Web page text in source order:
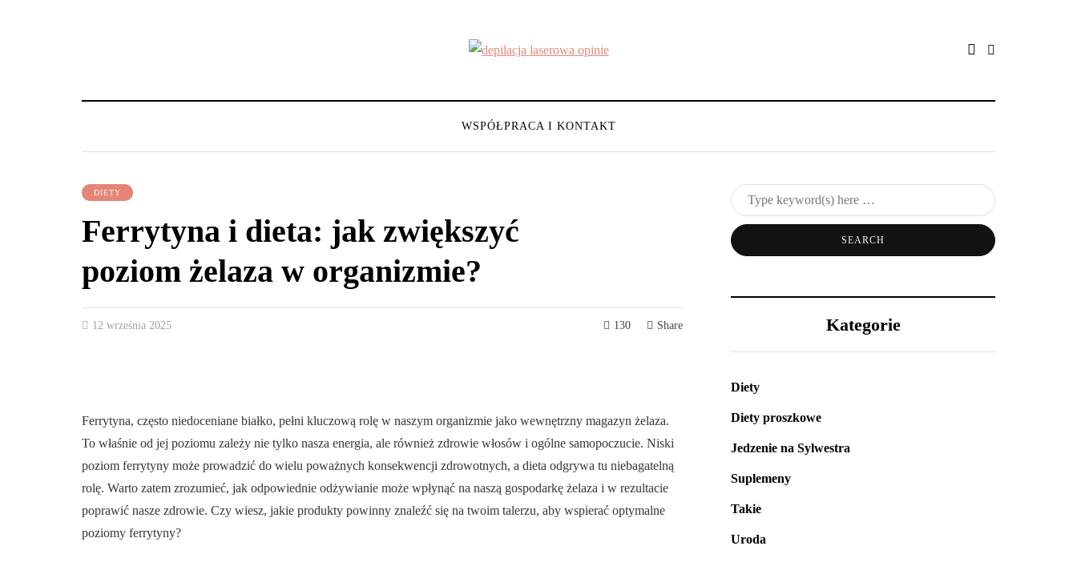
WSPÓŁPRACA I KONTAKT
DIETY
Ferrytyna i dieta: jak zwiększyć
poziom żelaza w organizmie?
12 września 2025 130 Share
Ferrytyna, często niedoceniane białko, pełni kluczową rolę w naszym organizmie jako wewnętrzny magazyn żelaza.
To właśnie od jej poziomu zależy nie tylko nasza energia, ale również zdrowie włosów i ogólne samopoczucie. Niski
poziom ferrytyny może prowadzić do wielu poważnych konsekwencji zdrowotnych, a dieta odgrywa tu niebagatelną
rolę. Warto zatem zrozumieć, jak odpowiednie odżywianie może wpłynąć na naszą gospodarkę żelaza i w rezultacie
poprawić nasze zdrowie. Czy wiesz, jakie produkty powinny znaleźć się na twoim talerzu, aby wspierać optymalne
poziomy ferrytyny?
Kategorie
Diety
Diety proszkowe
Jedzenie na Sylwestra
Suplemeny
Takie
Uroda